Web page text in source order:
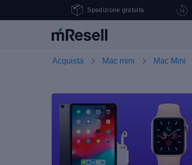
Spedizione gratuita
Acquista Mac mini Mac Mini